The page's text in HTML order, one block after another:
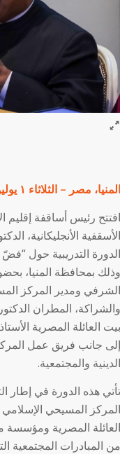
المنيا، مصر – الثلاثاء ١ يوليو ٢٠٢٥
افتتح رئيس أساقفة إقليم
الأسقفية الأنجليكانية،
الدورة التدريبية حول
وذلك بمحافظة المنيا،
الشرفي ومدير المركز
والشراكة، المطران
بيت العائلة المصرية
إلى جانب فريق عمل
الدينية والمجتمعية.
تأتي هذه الدورة في إطار
المركز المسيحي
العائلة المصرية
من المبادرات المجتمعية